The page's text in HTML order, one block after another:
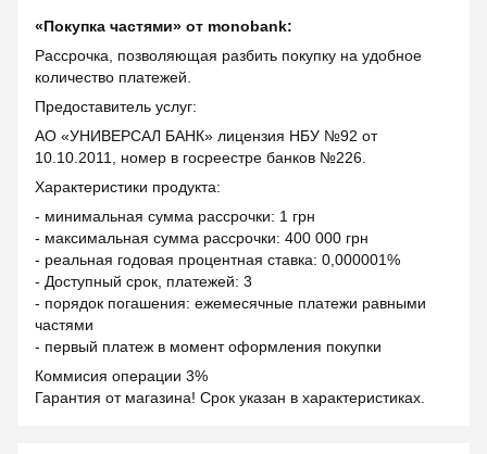
«Покупка частями» от monobank:
Рассрочка, позволяющая разбить покупку на удобное
количество платежей.
Предоставитель услуг:
АО «УНИВЕРСАЛ БАНК» лицензия НБУ №92 от
10.10.2011, номер в госреестре банков №226.
Характеристики продукта:
- минимальная сумма рассрочки: 1 грн
- максимальная сумма рассрочки: 400 000 грн
- реальная годовая процентная ставка: 0,000001%
- Доступный срок, платежей: 3
- порядок погашения: ежемесячные платежи равными
частями
- первый платеж в момент оформления покупки
Коммисия операции 3%
Гарантия от магазина! Срок указан в характеристиках.